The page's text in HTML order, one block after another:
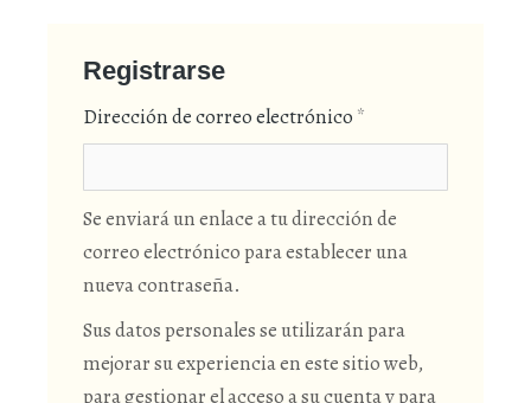
Registrarse
Dirección de correo electrónico *
Se enviará un enlace a tu dirección de
correo electrónico para establecer una
nueva contraseña.
Sus datos personales se utilizarán para
mejorar su experiencia en este sitio web,
para gestionar el acceso a su cuenta y para